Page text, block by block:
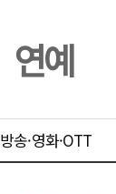
연예
방송·영화·OTT